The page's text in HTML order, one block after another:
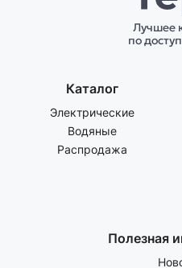
Лучшее
по
Каталог
Электрические
Водяные
Распродажа
Полезная